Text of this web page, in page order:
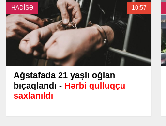
HADİSƏ 10:57
Ağstafada 21 yaşlı oğlan
bıçaqlandı - Hərbi qulluqçu
saxlanıldı